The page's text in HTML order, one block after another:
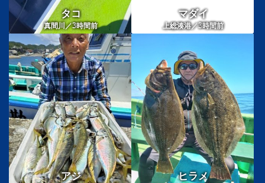
タコ
真間川／3時間前
マダイ
上総湊港／3時間前
アジ ヒラメ